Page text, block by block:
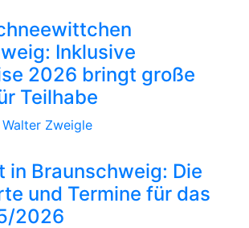
Inklusive
2026 bringt große
Teilhabe
Walter Zweigle
in Braunschweig: Die
und Termine für das
2026